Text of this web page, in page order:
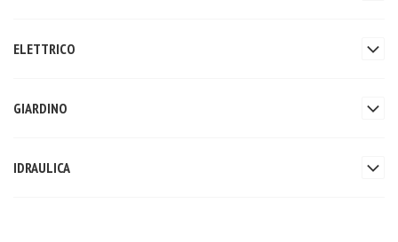
ELETTRICO
GIARDINO
IDRAULICA